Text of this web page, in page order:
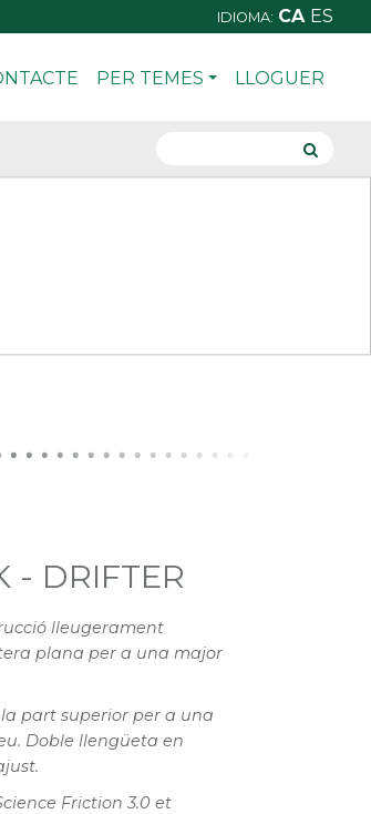
IDIOMA: CA ES
PER TEMES LLOGUER
- DRIFTER
lleugerament
plana per a una major
part superior per a una
Doble llengüeta en
Friction 3.0 et